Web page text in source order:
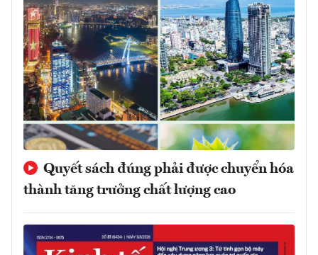
Quyết sách đúng phải được chuyển hóa
thành tăng trưởng chất lượng cao